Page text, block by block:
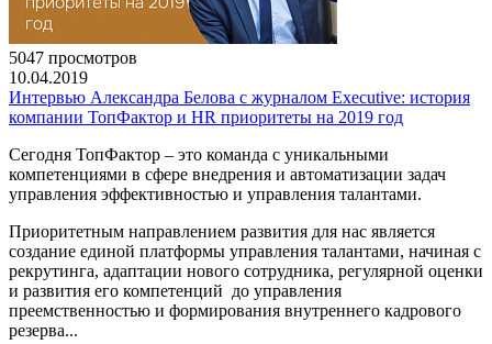
5047 просмотров
10.04.2019
Интервью Александра Белова с журналом Executive: история
компании ТопФактор и HR приоритеты на 2019 год
Сегодня ТопФактор – это команда с уникальными
компетенциями в сфере внедрения и автоматизации задач
управления эффективностью и управления талантами.
Приоритетным направлением развития для нас является
создание единой платформы управления талантами, начиная с
рекрутинга, адаптации нового сотрудника, регулярной оценки
и развития его компетенций до управления
преемственностью и формирования внутреннего кадрового
резерва...